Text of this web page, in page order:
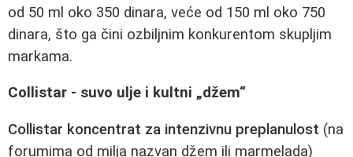
od 50 ml oko 350 dinara, veće od 150 ml oko 750
dinara, što ga čini ozbiljnim konkurentom skupljim
markama.
Collistar - suvo ulje i kultni „džem“
Collistar koncentrat za intenzivnu preplanulost (na
forumima od milja nazvan džem ili marmelada)